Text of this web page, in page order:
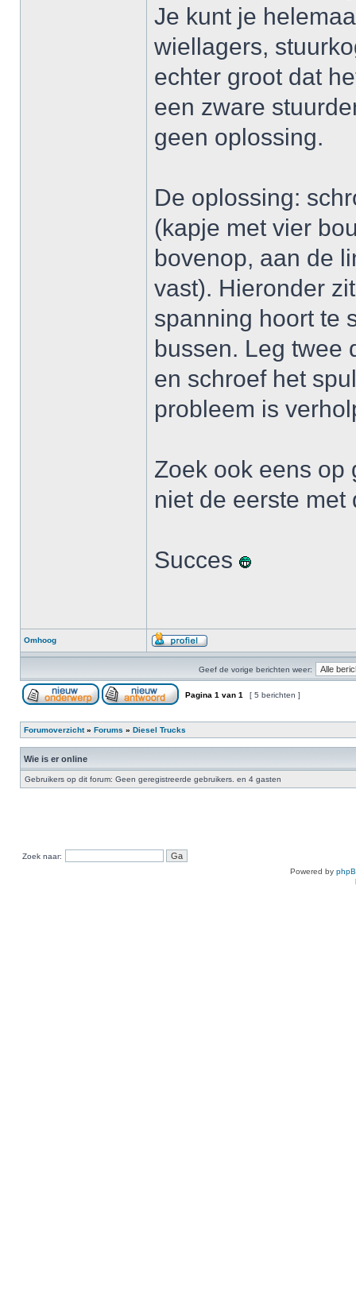
Je kunt je
wiellagers,
echter groot dat
een zware
geen oplossing.
De oplossing:
(kapje met vier
bovenop, aan de
vast). Hieronder
spanning hoort te
bussen. Leg twee
en schroef het
probleem is
Zoek ook eens op
niet de eerste met
Succes
Omhoog
Geef de vorige berichten weer:
Pagina 1 van 1 [ 5 berichten ]
Forumoverzicht» Forums » Diesel Trucks
Wie is er online
Gebruikers op dit forum: Geen geregistreerde gebruikers. en 4 gasten
Zoek naar:
Powered by